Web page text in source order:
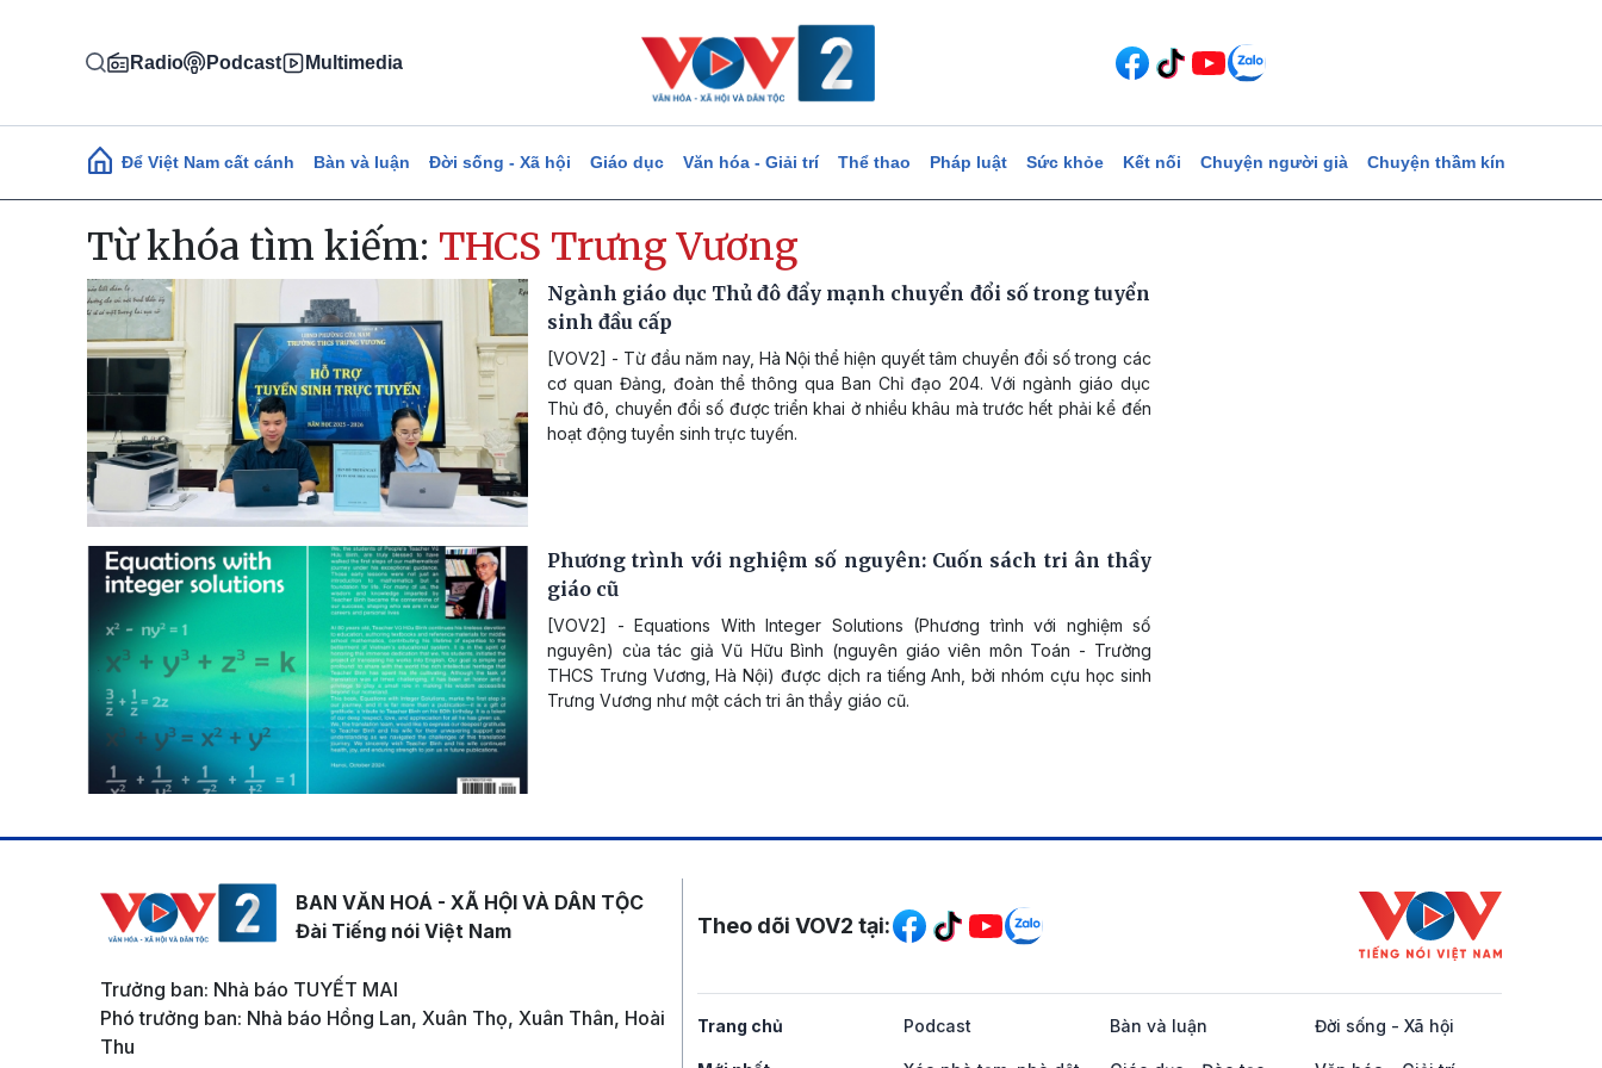
Radio Podcast Multimedia
Main navigation
Để Việt Nam cất cánh Bàn và luận Đời sống - Xã hội Giáo dục Văn hóa - Giải trí Thể thao Pháp luật Sức khỏe Kết nối Chuyện người già Chuyện thầm kín
Từ khóa tìm kiếm: THCS Trưng Vương
Ngành giáo dục Thủ đô đẩy mạnh chuyển đổi số trong tuyển
sinh đầu cấp
[VOV2] - Từ đầu năm nay, Hà Nội thể hiện quyết tâm chuyển đổi số trong các
cơ quan Đảng, đoàn thể thông qua Ban Chỉ đạo 204. Với ngành giáo dục
Thủ đô, chuyển đổi số được triển khai ở nhiều khâu mà trước hết phải kể đến
hoạt động tuyển sinh trực tuyến.
Phương trình với nghiệm số nguyên: Cuốn sách tri ân thầy
giáo cũ
[VOV2] - Equations With Integer Solutions (Phương trình với nghiệm số
nguyên) của tác giả Vũ Hữu Bình (nguyên giáo viên môn Toán - Trường
THCS Trưng Vương, Hà Nội) được dịch ra tiếng Anh, bởi nhóm cựu học sinh
Trưng Vương như một cách tri ân thầy giáo cũ.
BAN VĂN HOÁ - XÃ HỘI VÀ DÂN TỘC
Đài Tiếng nói Việt Nam
Trưởng ban: Nhà báo TUYẾT MAI
Phó trưởng ban: Nhà báo Hồng Lan, Xuân Thọ, Xuân Thân, Hoài
Thu
Mạng xã hội
Theo dõi VOV2 tại:
Trang chủ Podcast Bàn và luận Đời sống - Xã hội